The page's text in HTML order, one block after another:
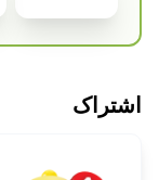
اشتراک